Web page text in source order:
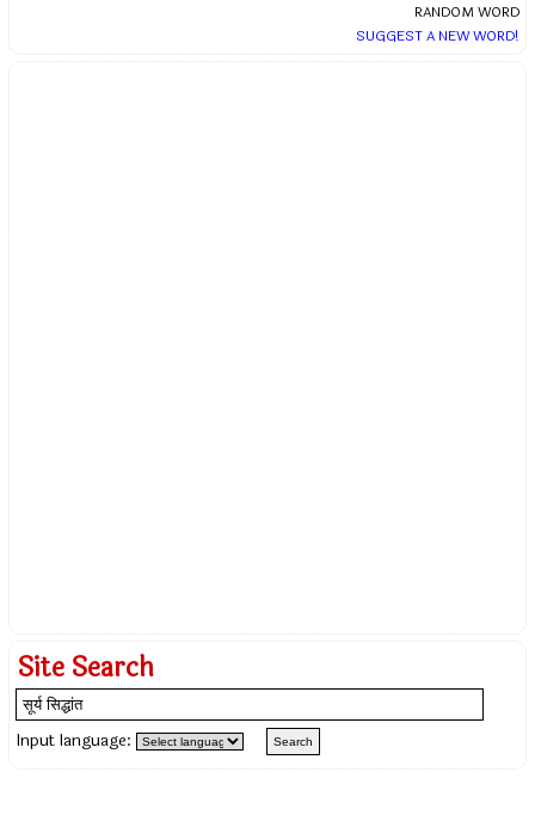
RANDOM WORD
SUGGEST A NEW WORD!
Site Search
Input language: